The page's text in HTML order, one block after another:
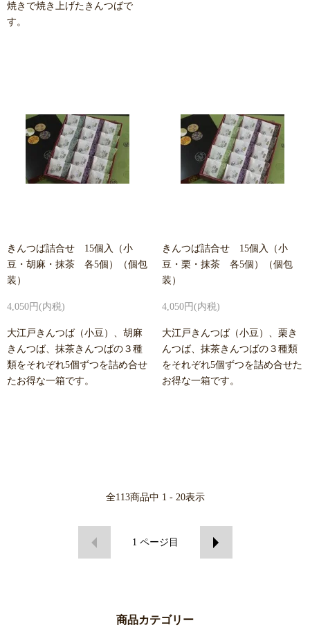
焼きで焼き上げたきんつばで
す。
きんつば詰合せ 15個入（小
豆・胡麻・抹茶 各5個）（個包
装）
4,050円(内税)
大江戸きんつば（小豆）、胡麻
きんつば、抹茶きんつばの３種
類をそれぞれ5個ずつを詰め合せ
たお得な一箱です。
きんつば詰合せ 15個入（小
豆・栗・抹茶 各5個）（個包
装）
4,050円(内税)
大江戸きんつば（小豆）、栗き
んつば、抹茶きんつばの３種類
をそれぞれ5個ずつを詰め合せた
お得な一箱です。
全113商品中 1 - 20表示
1 ページ目
商品カテゴリー